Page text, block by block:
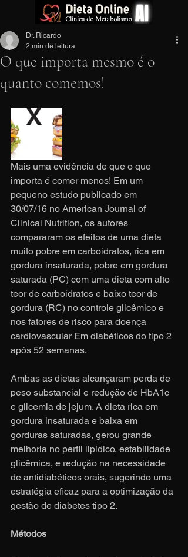
O que importa mesmo é o
quanto comemos!
Dr. Ricardo
2 min de leitura
Mais uma evidência de que o que
importa é comer menos! Em um
pequeno estudo publicado em
30/07/16 no American Journal of
Clinical Nutrition, os autores
compararam os efeitos de uma dieta
muito pobre em carboidratos, rica em
gordura insaturada, pobre em gordura
saturada (PC) com uma dieta com alto
teor de carboidratos e baixo teor de
gordura (RC) no controle glicêmico e
nos fatores de risco para doença
cardiovascular Em diabéticos do tipo 2
após 52 semanas.
Ambas as dietas alcançaram perda de
peso substancial e redução de HbA1c
e glicemia de jejum. A dieta rica em
gordura insaturada e baixa em
gorduras saturadas, gerou grande
melhoria no perfil lipídico, estabilidade
glicêmica, e redução na necessidade
de antidiabéticos orais, sugerindo uma
estratégia eficaz para a optimização da
gestão de diabetes tipo 2.
Métodos